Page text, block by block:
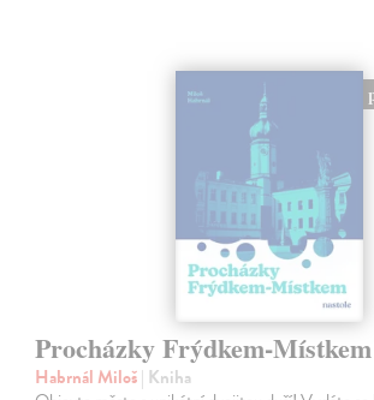
Procházky Frýdkem-Místkem
Habrnál Miloš| Kniha